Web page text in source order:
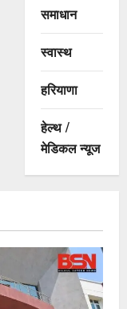
समाधान
स्वास्थ
हरियाणा
हेल्थ /
मेडिकल न्यूज